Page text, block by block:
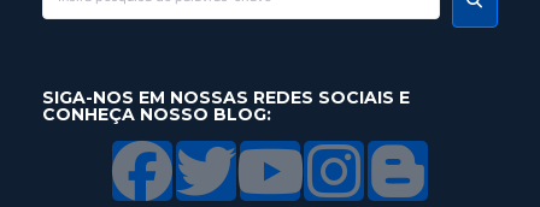
SIGA-NOS EM NOSSAS REDES SOCIAIS E
CONHEÇA NOSSO BLOG: